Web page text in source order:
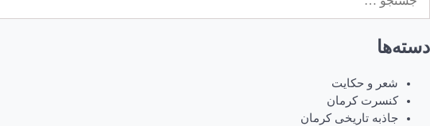
برای:
دسته‌ها
شعر و حکایت
کنسرت کرمان
جاذبه تاریخی کرمان